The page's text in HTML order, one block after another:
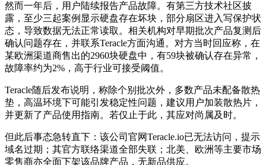
然而一年后，用户陆续报告产品故障。有第三方技术社区披
露，至少三起案例显示硬盘存在坏块，部分扇区进入写保护状
态，导致数据无法正常读取。相关机构对早期批次产品复测后
确认问题存在，并联系Teracle方面沟通。对方当时回应称，在
某欧洲渠道商售出的2960块硬盘中，有59块被确认存在异常，
故障率约为2%，高于行业可接受阈值。
Teracle随后发布说明，称除个别批次外，多数产品未配备散热
垫，高温环境下可能引发稳定性问题，建议用户加装散热片，
并更新了产品使用指南。若仅止于此，其应对尚属及时。
但此后事态急转直下：该公司官网Teracle.io已无法访问，提示
域名过期；其官方联络渠道全部失联；北美、欧洲等主要市场
零售商亦全面下架该品牌产品，无新品供应。